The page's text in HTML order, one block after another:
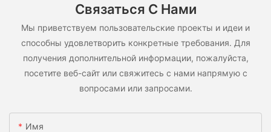
Связаться С Нами
Мы приветствуем пользовательские проекты и идеи и
способны удовлетворить конкретные требования. Для
получения дополнительной информации, пожалуйста,
посетите веб-сайт или свяжитесь с нами напрямую с
вопросами или запросами.
Имя